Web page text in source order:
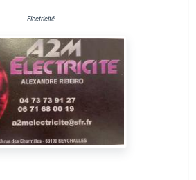
Electricité